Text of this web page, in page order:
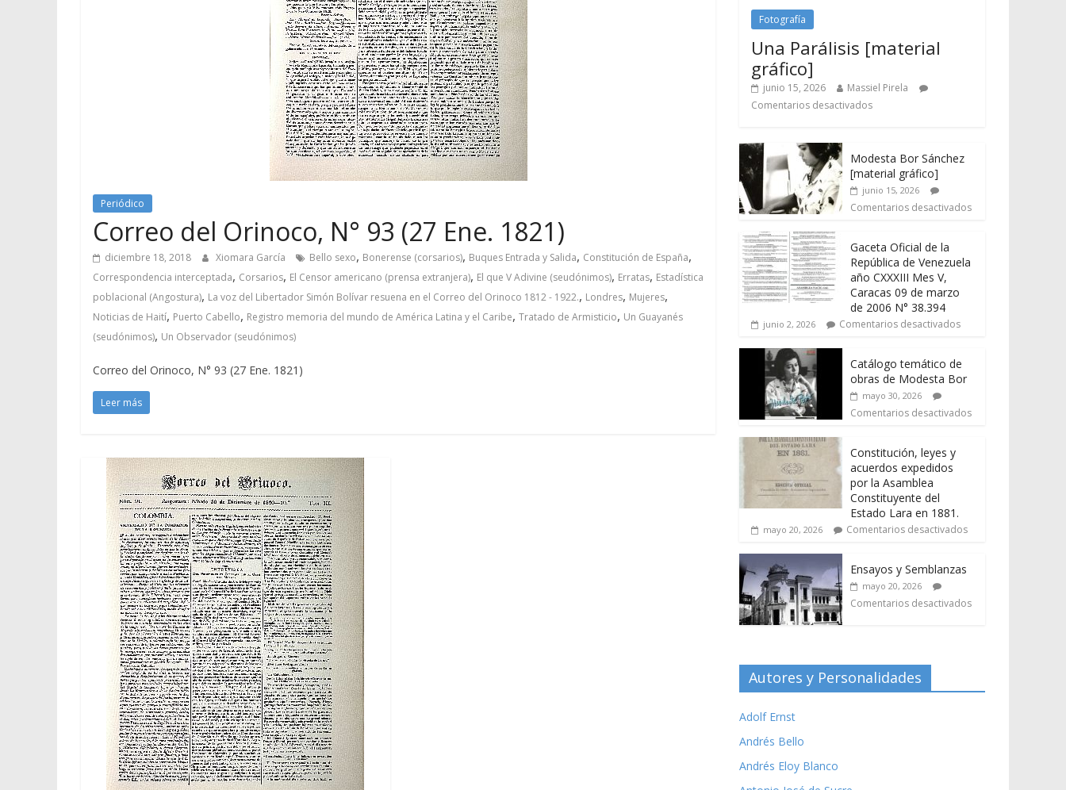
Periódico
Correo del Orinoco, N° 93 (27 Ene. 1821)
diciembre 18, 2018 Xiomara García Bello sexo, Bonerense (corsarios), Buques Entrada y Salida, Constitución de España,
Correspondencia interceptada, Corsarios, El Censor americano (prensa extranjera), El que V Adivine (seudónimos), Erratas, Estadística
poblacional (Angostura), La voz del Libertador Simón Bolívar resuena en el Correo del Orinoco 1812 - 1922., Londres, Mujeres,
Noticias de Haití, Puerto Cabello, Registro memoria del mundo de América Latina y el Caribe, Tratado de Armisticio, Un Guayanés
(seudónimos), Un Observador (seudónimos)
Correo del Orinoco, N° 93 (27 Ene. 1821)
Leer más
Fotografía
Una Parálisis [material
gráfico]
junio 15, 2026
Massiel Pirela
Comentarios desactivados
Modesta Bor Sánchez
[material gráfico]
junio 15, 2026
Comentarios desactivados
Gaceta Oficial de la
República de Venezuela
año CXXXIII Mes V,
Caracas 09 de marzo
de 2006 N° 38.394
junio 2, 2026 Comentarios desactivados
Catálogo temático de
obras de Modesta Bor
mayo 30, 2026
Comentarios desactivados
Constitución, leyes y
acuerdos expedidos
por la Asamblea
Constituyente del
Estado Lara en 1881.
mayo 20, 2026 Comentarios desactivados
Ensayos y Semblanzas
mayo 20, 2026
Comentarios desactivados
Autores y Personalidades
Adolf Ernst
Andrés Bello
Andrés Eloy Blanco